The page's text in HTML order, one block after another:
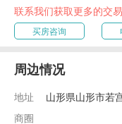
联系我们获取更多的交
买房咨询
周边情况
地址
山形県山形市若
商圈